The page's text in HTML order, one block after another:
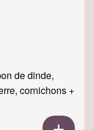
de dinde,
cornichons +